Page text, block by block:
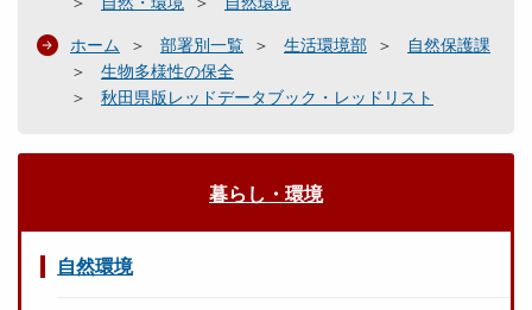
ホーム 部署別一覧 生活環境部
自然保護課
生物多様性の保全
秋田県版レッドデータブック・レッドリスト
暮らし・環境
自然環境